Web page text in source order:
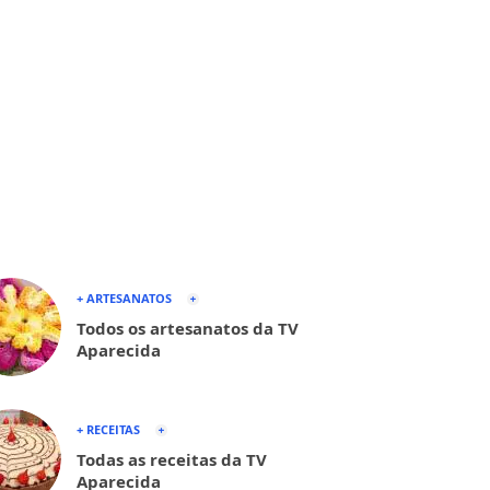
+ ARTESANATOS
Todos os artesanatos da TV
Aparecida
+ RECEITAS
Todas as receitas da TV
Aparecida